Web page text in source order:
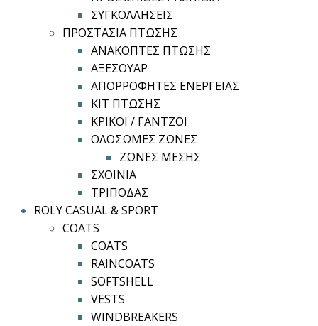
ΣΥΓΚΟΛΛΗΣΕΙΣ
ΠΡΟΣΤΑΣΙΑ ΠΤΩΣΗΣ
ΑΝΑΚΟΠΤΕΣ ΠΤΩΣΗΣ
ΑΞΕΣΟΥΑΡ
ΑΠΟΡΡΟΦΗΤΕΣ ΕΝΕΡΓΕΙΑΣ
ΚΙΤ ΠΤΩΣΗΣ
ΚΡΙΚΟΙ / ΓΑΝΤΖΟΙ
ΟΛΟΣΩΜΕΣ ΖΩΝΕΣ
ΖΩΝΕΣ ΜΕΣΗΣ
ΣΧΟΙΝΙΑ
ΤΡΙΠΟΔΑΣ
ROLY CASUAL & SPORT
COATS
COATS
RAINCOATS
SOFTSHELL
VESTS
WINDBREAKERS